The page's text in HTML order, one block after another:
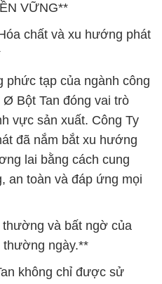
VỮNG**
chất và xu hướng phát
phức tạp của ngành công
Ø Bột Tan đóng vai trò
vực sản xuất. Công Ty
đã nắm bắt xu hướng
lai bằng cách cung
an toàn và đáp ứng mọi
và bất ngờ của
thường ngày.**
không chỉ được sử